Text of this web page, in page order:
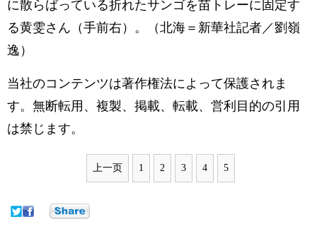
に散らばっている折れたサンゴを苗トレーに固定す
る黄雯さん（手前右）。（北海＝新華社記者／劉嶺
逸）
当社のコンテンツは著作権法によって保護されま
す。無断転用、複製、掲載、転載、営利目的の引用
は禁じます。
上一页 1 2 3 4 5